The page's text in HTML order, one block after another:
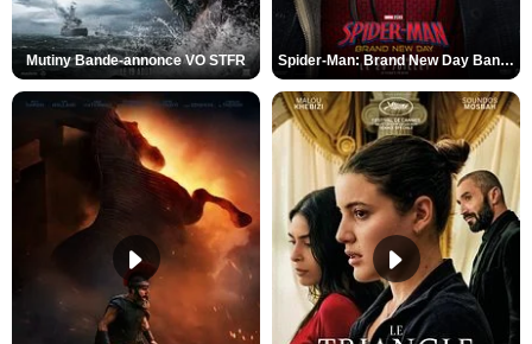
Mutiny Bande-annonce VO STFR Spider-Man: Brand New Day Bande-annonce VO STFR